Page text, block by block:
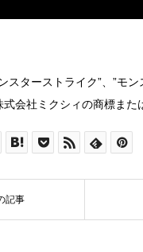
スターストライク”、”モ
式会社ミクシィの商標また